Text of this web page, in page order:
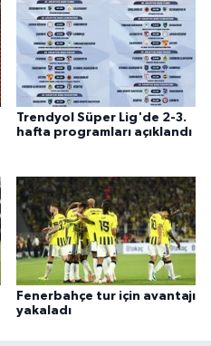
Trendyol Süper Lig'de 2-3.
hafta programları açıklandı
Fenerbahçe tur için avantajı
yakaladı